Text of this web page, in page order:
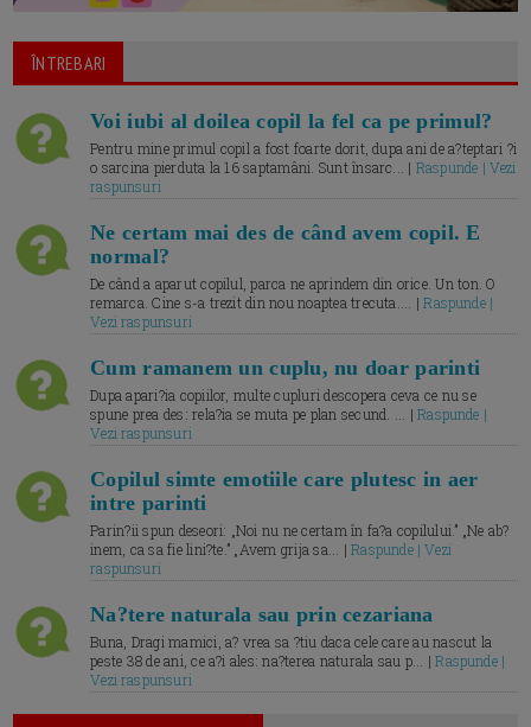
ÎNTREBARI
Voi iubi al doilea copil la fel ca pe primul?
Pentru mine primul copil a fost foarte dorit, dupa ani de a?teptari ?i
o sarcina pierduta la 16 saptamâni. Sunt însarc... | Raspunde | Vezi
raspunsuri
Ne certam mai des de când avem copil. E
normal?
De când a aparut copilul, parca ne aprindem din orice. Un ton. O
remarca. Cine s-a trezit din nou noaptea trecuta.... |Raspunde |
Vezi raspunsuri
Cum ramanem un cuplu, nu doar parinti
Dupa apari?ia copiilor, multe cupluri descopera ceva ce nu se
spune prea des: rela?ia se muta pe plan secund. ... |Raspunde |
Vezi raspunsuri
Copilul simte emotiile care plutesc in aer
intre parinti
Parin?ii spun deseori: „Noi nu ne certam în fa?a copilului.” „Ne ab?
inem, ca sa fie lini?te.” „Avem grija sa... |Raspunde | Vezi
raspunsuri
Na?tere naturala sau prin cezariana
Buna, Dragi mamici, a? vrea sa ?tiu daca cele care au nascut la
peste 38 de ani, ce a?i ales: na?terea naturala sau p... |Raspunde |
Vezi raspunsuri